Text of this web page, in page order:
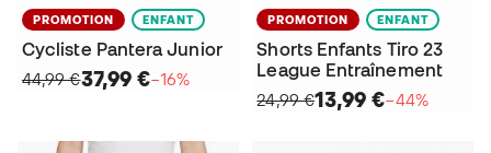
PROMOTION ENFANT
Cycliste Pantera Junior
44,99 €37,99 €−16%
PROMOTION ENFANT
Shorts Enfants Tiro 23
League Entraînement
24,99 €13,99 €−44%